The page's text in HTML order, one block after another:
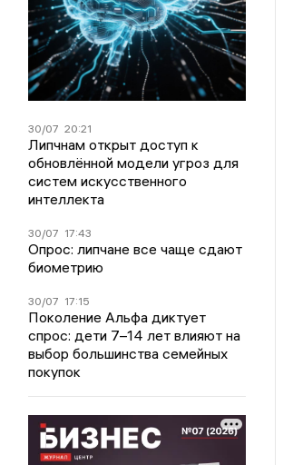
30/07 20:21
Липчнам открыт доступ к
обновлённой модели угроз для
систем искусственного
интеллекта
30/07 17:43
Опрос: липчане все чаще сдают
биометрию
30/07 17:15
Поколение Альфа диктует
спрос: дети 7–14 лет влияют на
выбор большинства семейных
покупок